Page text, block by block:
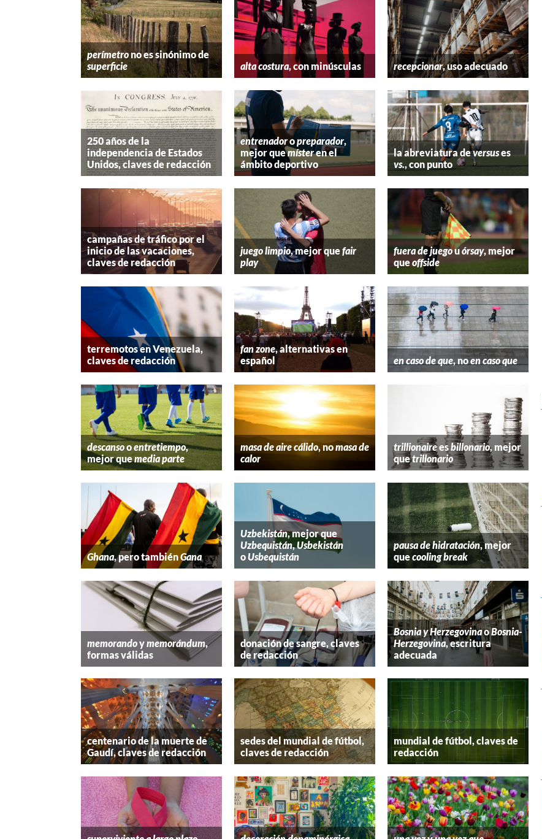
perímetrono es sinónimo de
superficie
alta costura, con minúsculas recepcionar, uso adecuado
250 años de la
independencia de Estados
Unidos, claves de redacción
entrenadoropreparador,
mejor quemísteren el
ámbito deportivo
la abreviatura deversuses
vs., con punto
campañas de tráfico por el
inicio de las vacaciones,
claves de redacción
juego limpio, mejor quefair
play
fuera de juegouórsay, mejor
queoffside
terremotos en Venezuela,
claves de redacción
fan zone, alternativas en
español
en caso de que, noen caso que
descansooentretiempo,
mejor quemedia parte
masa de aire cálido, nomasa de
calor
trillionaireesbillonario, mejor
quetrillonario
Ghana, pero tambiénGana
Uzbekistán, mejor que
Uzbequistán,Usbekistán
oUsbequistán
pausa de hidratación, mejor
quecooling break
memorandoymemorándum,
formas válidas
donación de sangre, claves
de redacción
Bosnia y HerzegovinaoBosnia-
Herzegovina, escritura
adecuada
centenario de la muerte de
Gaudí, claves de redacción
sedes del mundial de fútbol,
claves de redacción
mundial de fútbol, claves de
redacción